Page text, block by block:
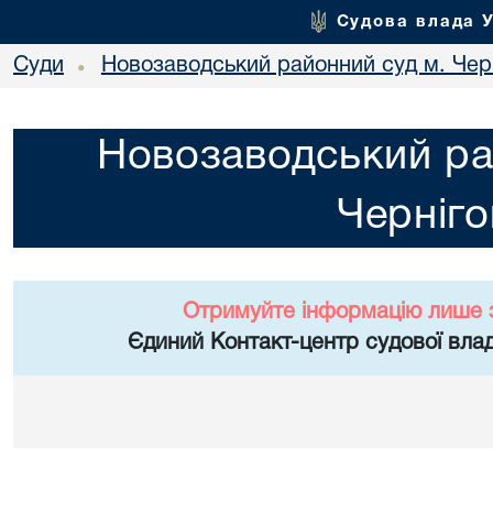
Судова влада
Суди • Новозаводський районний суд м.
Новозаводський
Отримуйте інформацію лише
Єдиний Контакт-центр судової